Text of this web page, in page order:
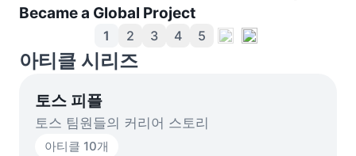
Became a Global Project
1 2 3 4 5
아티클 시리즈
토스 피플
토스 팀원들의 커리어 스토리
아티클 10개